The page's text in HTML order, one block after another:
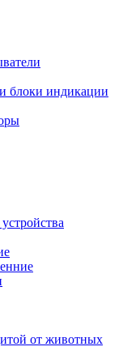
блоки индикации
от животных